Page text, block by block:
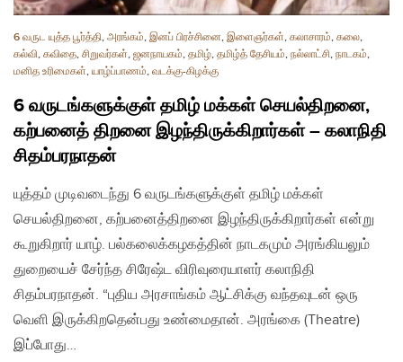
6 வருட யுத்த பூர்த்தி, அரங்கம், இனப் பிரச்சினை, இளைஞர்கள், கலாசாரம், கலை,
கல்வி, கவிதை, சிறுவர்கள், ஜனநாயகம், தமிழ், தமிழ்த் தேசியம், நல்லாட்சி, நாடகம்,
மனித உரிமைகள், யாழ்ப்பாணம், வடக்கு-கிழக்கு
6 வருடங்களுக்குள் தமிழ் மக்கள் செயல்திறனை,
கற்பனைத் திறனை இழந்திருக்கிறார்கள் – கலாநிதி
சிதம்பரநாதன்
யுத்தம் முடிவடைந்து 6 வருடங்களுக்குள் தமிழ் மக்கள்
செயல்திறனை, கற்பனைத்திறனை இழந்திருக்கிறார்கள் என்று
கூறுகிறார் யாழ். பல்கலைக்கழகத்தின் நாடகமும் அரங்கியலும்
துறையைச் சேர்ந்த சிரேஷ்ட விரிவுரையாளர் கலாநிதி
சிதம்பரநாதன். “புதிய அரசாங்கம் ஆட்சிக்கு வந்தவுடன் ஒரு
வெளி இருக்கிறதென்பது உண்மைதான். அரங்கை (Theatre)
இப்போது…